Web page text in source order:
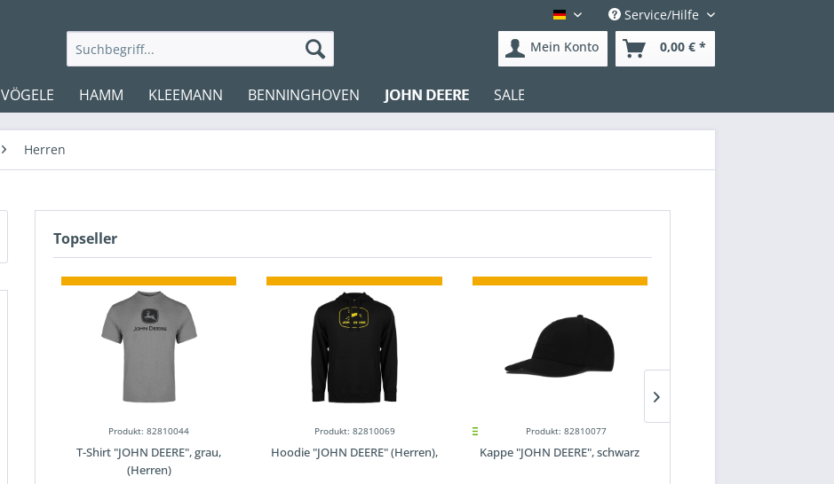
Deutsch Service/Hilfe
Mein Konto
0,00 € *
VÖGELE HAMM KLEEMANN BENNINGHOVEN JOHN DEERE SALE
Herren
Topseller
Produkt: 82810044
T-Shirt "JOHN DEERE", grau,
(Herren)
Produkt: 82810069
Hoodie "JOHN DEERE" (Herren),
Produkt: 82810077
Kappe "JOHN DEERE", schwarz